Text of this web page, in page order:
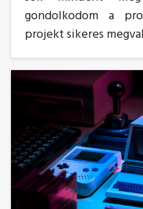
gondolkodom a
projekt sikeres